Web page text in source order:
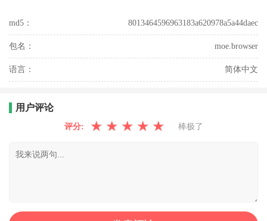
md5： 8013464596963183a620978a5a44daec
包名： moe.browser
语言： 简体中文
用户评论
评分: ★ ★ ★ ★ ★ 棒极了